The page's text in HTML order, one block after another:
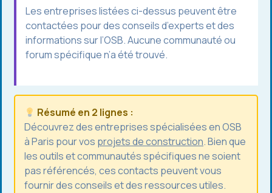
Les entreprises listées ci-dessus peuvent être
contactées pour des conseils d’experts et des
informations sur l’OSB. Aucune communauté ou
forum spécifique n’a été trouvé.
Résumé en 2 lignes :
Découvrez des entreprises spécialisées en OSB
à Paris pour vos projets de construction. Bien que
les outils et communautés spécifiques ne soient
pas référencés, ces contacts peuvent vous
fournir des conseils et des ressources utiles.